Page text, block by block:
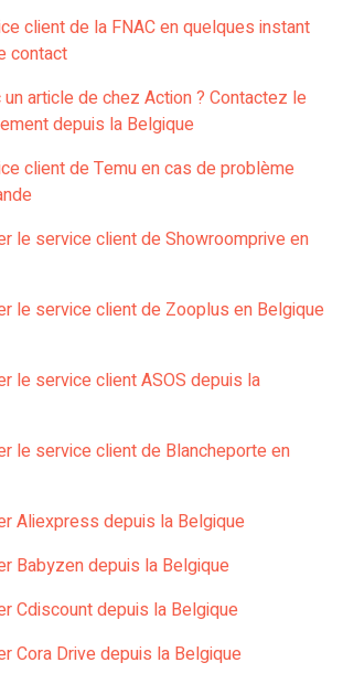
client de la FNAC en quelques instant
contact
article de chez Action ? Contactez le
depuis la Belgique
client de Temu en cas de problème
le service client de Showroomprive en
le service client de Zooplus en Belgique
le service client ASOS depuis la
le service client de Blancheporte en
Aliexpress depuis la Belgique
Babyzen depuis la Belgique
Cdiscount depuis la Belgique
Cora Drive depuis la Belgique